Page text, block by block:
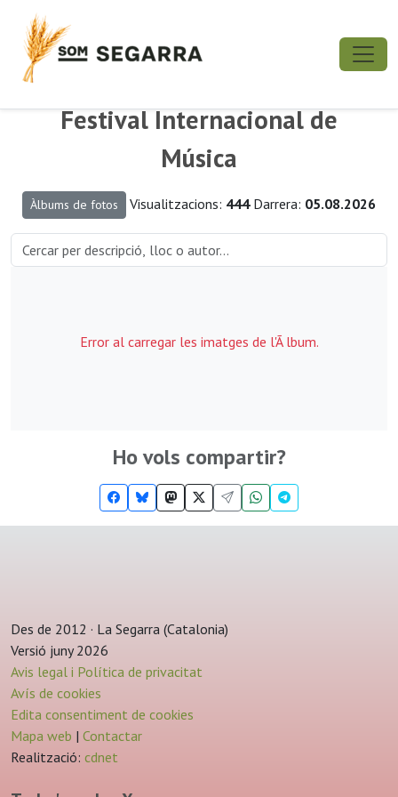
Festival Internacional de
Música
Àlbums de fotos Visualitzacions: 444Darrera: 05.08.2026
Error al carregar les imatges de l'Ã lbum.
Ho vols compartir?
Des de 2012 · La Segarra (Catalonia)
Versió juny 2026
Avis legal i Política de privacitat
Avís de cookies
Edita consentiment de cookies
Mapa web | Contactar
Realització: cdnet